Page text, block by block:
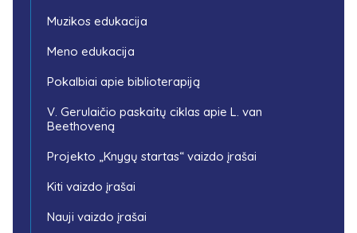
Muzikos edukacija
Meno edukacija
Pokalbiai apie biblioterapiją
V. Gerulaičio paskaitų ciklas apie L. van
Beethoveną
Projekto „Knygų startas“ vaizdo įrašai
Kiti vaizdo įrašai
Nauji vaizdo įrašai